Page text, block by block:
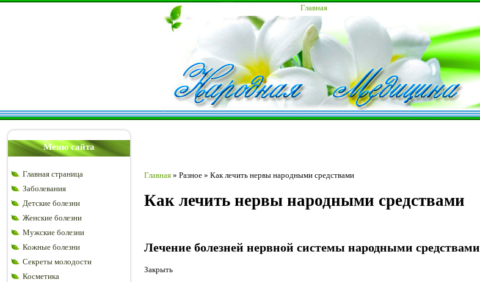
Главная
Меню сайта
Главная страница
Заболевания
Детские болезни
Женские болезни
Мужские болезни
Кожные болезни
Секреты молодости
Косметика
Главная » Разное » Как лечить нервы народными средствами
Как лечить нервы народными средствами
Лечение болезней нервной системы народными средствами
Закрыть